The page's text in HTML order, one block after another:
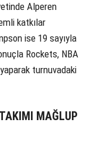
Alperen
katkılar
ise 19 sayıyla
Rockets, NBA
turnuvadaki
MAĞLUP